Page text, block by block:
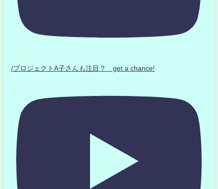
/プロジェクトA子さんも注目？ get a chance!